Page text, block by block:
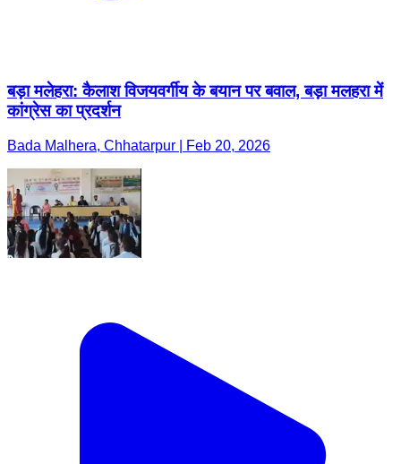
बड़ा मलेहरा: कैलाश विजयवर्गीय के बयान पर बवाल, बड़ा मलहरा में
कांग्रेस का प्रदर्शन
Bada Malhera, Chhatarpur | Feb 20, 2026